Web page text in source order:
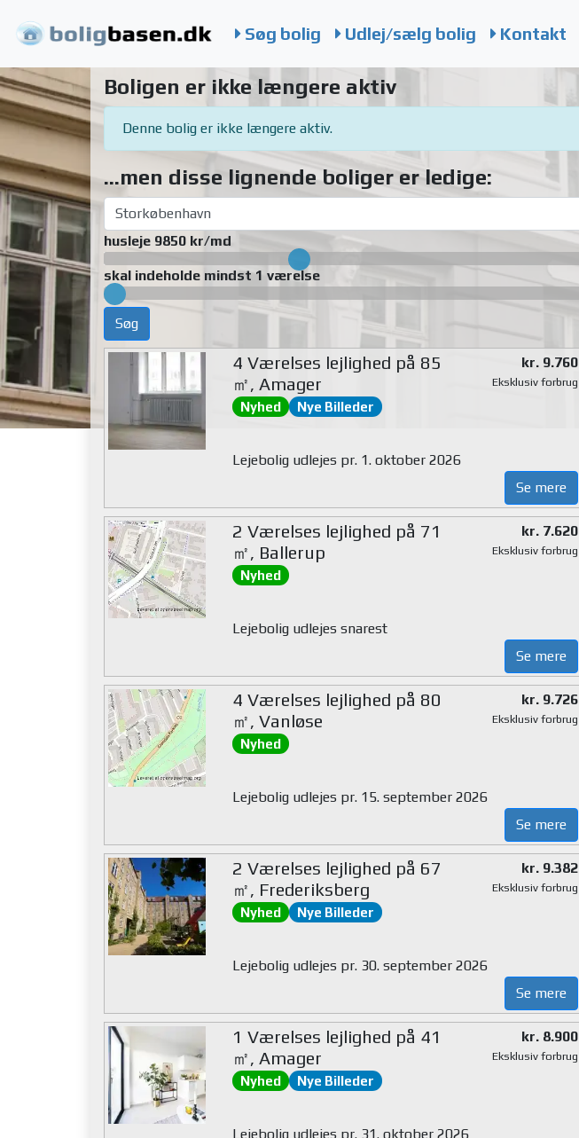
Søg bolig Udlej/sælg bolig Kontakt
Boligen er ikke længere aktiv
Denne bolig er ikke længere aktiv.
...men disse lignende boliger er ledige:
husleje 9850 kr/md
skal indeholde mindst 1 værelse
Søg
4 Værelses lejlighed på 85
㎡, Amager
Nyhed Nye Billeder
kr. 9.760
Eksklusiv forbrug
Lejebolig udlejes pr. 1. oktober 2026
Se mere
2 Værelses lejlighed på 71
㎡, Ballerup
Nyhed
kr. 7.620
Eksklusiv forbrug
Lejebolig udlejes snarest
Se mere
4 Værelses lejlighed på 80
㎡, Vanløse
Nyhed
kr. 9.726
Eksklusiv forbrug
Lejebolig udlejes pr. 15. september 2026
Se mere
2 Værelses lejlighed på 67
㎡, Frederiksberg
Nyhed Nye Billeder
kr. 9.382
Eksklusiv forbrug
Lejebolig udlejes pr. 30. september 2026
Se mere
1 Værelses lejlighed på 41
㎡, Amager
Nyhed Nye Billeder
kr. 8.900
Eksklusiv forbrug
Lejebolig udlejes pr. 31. oktober 2026